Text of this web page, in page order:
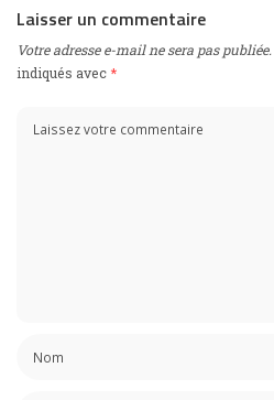
Laisser un commentaire
Votre adresse e-mail ne sera pas publiée.
indiqués avec *